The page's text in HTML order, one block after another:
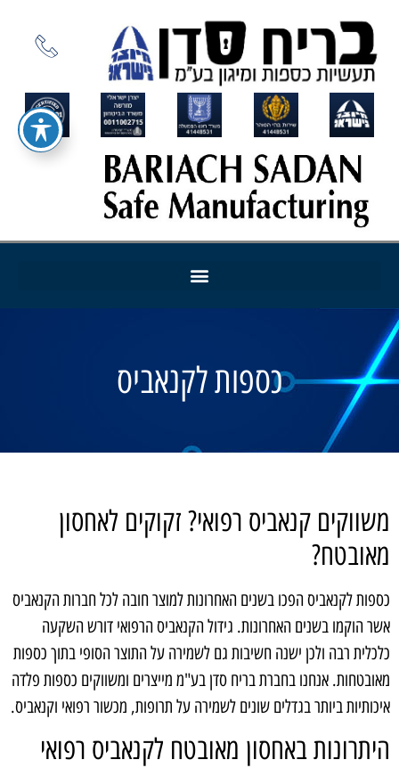
כספות לקנאביס
משווקים קנאביס רפואי? זקוקים לאחסון
מאובטח?
כספות לקנאביס הפכו בשנים האחרונות למוצר חובה לכל חברות הקנאביס
אשר הוקמו בשנים האחרונות. גידול הקנאביס הרפואי דורש השקעה
כלכלית רבה ולכן ישנה חשיבות גם לשמירה על התוצר הסופי בתוך כספות
מאובטחות. אנחנו בחברת בריח סדן בע"מ מייצרים ומשווקים כספות פלדה
איכותיות ביותר בגדלים שונים לשמירה על תרופות, מכשור רפואי וקנאביס.
היתרונות באחסון מאובטח לקנאביס רפואי